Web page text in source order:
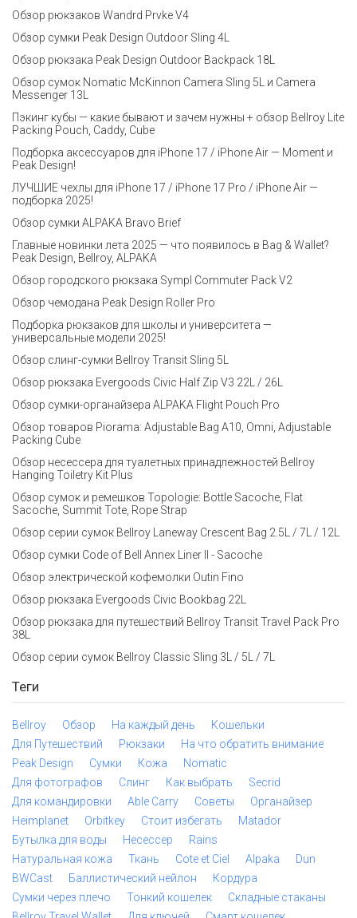
Обзор рюкзаков Wandrd Prvke V4
Обзор сумки Peak Design Outdoor Sling 4L
Обзор рюкзака Peak Design Outdoor Backpack 18L
Обзор сумок Nomatic McKinnon Camera Sling 5L и Camera
Messenger 13L
Пэкинг кубы — какие бывают и зачем нужны + обзор Bellroy Lite
Packing Pouch, Caddy, Cube
Подборка аксессуаров для iPhone 17 / iPhone Air — Moment и
Peak Design!
ЛУЧШИЕ чехлы для iPhone 17 / iPhone 17 Pro / iPhone Air —
подборка 2025!
Обзор сумки ALPAKA Bravo Brief
Главные новинки лета 2025 — что появилось в Bag & Wallet?
Peak Design, Bellroy, ALPAKA
Обзор городского рюкзака Sympl Commuter Pack V2
Обзор чемодана Peak Design Roller Pro
Подборка рюкзаков для школы и университета —
универсальные модели 2025!
Обзор слинг-сумки Bellroy Transit Sling 5L
Обзор рюкзака Evergoods Civic Half Zip V3 22L / 26L
Обзор сумки-органайзера ALPAKA Flight Pouch Pro
Обзор товаров Piorama: Adjustable Bag A10, Omni, Adjustable
Packing Cube
Обзор несессера для туалетных принадлежностей Bellroy
Hanging Toiletry Kit Plus
Обзор сумок и ремешков Topologie: Bottle Sacoche, Flat
Sacoche, Summit Tote, Rope Strap
Обзор серии сумок Bellroy Laneway Crescent Bag 2.5L / 7L / 12L
Обзор сумки Code of Bell Annex Liner II - Sacoche
Обзор электрической кофемолки Outin Fino
Обзор рюкзака Evergoods Civic Bookbag 22L
Обзор рюкзака для путешествий Bellroy Transit Travel Pack Pro
38L
Обзор серии сумок Bellroy Classic Sling 3L / 5L / 7L
Теги
Bellroy Обзор На каждый день
Кошельки
Для Путешествий
Рюкзаки
На что обратить внимание
Peak Design
Сумки Кожа
Nomatic
Для фотографов
Слинг Как выбрать
Secrid
Для командировки
Able Carry Советы
Органайзер
Heimplanet
Orbitkey Стоит избегать
Matador
Бутылка для воды
Несессер
Rains
Натуральная кожа
Ткань Cote et Ciel Alpaka
Dun
BWCast
Баллистический нейлон
Кордура
Сумки через плечо
Тонкий кошелек
Складные стаканы